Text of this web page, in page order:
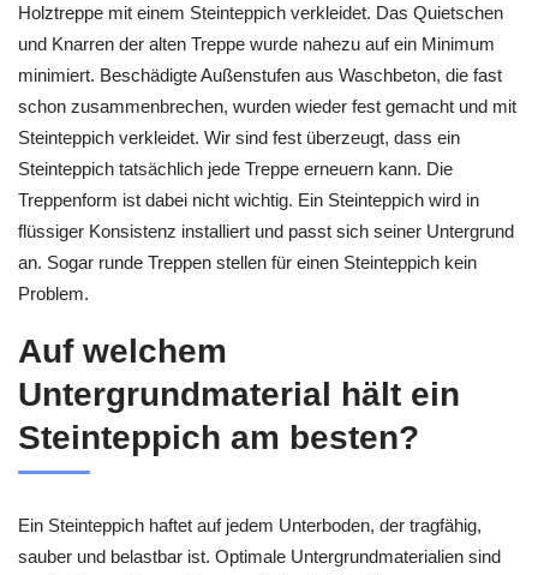
Holztreppe mit einem Steinteppich verkleidet. Das Quietschen
und Knarren der alten Treppe wurde nahezu auf ein Minimum
minimiert. Beschädigte Außenstufen aus Waschbeton, die fast
schon zusammenbrechen, wurden wieder fest gemacht und mit
Steinteppich verkleidet. Wir sind fest überzeugt, dass ein
Steinteppich tatsächlich jede Treppe erneuern kann. Die
Treppenform ist dabei nicht wichtig. Ein Steinteppich wird in
flüssiger Konsistenz installiert und passt sich seiner Untergrund
an. Sogar runde Treppen stellen für einen Steinteppich kein
Problem.
Auf welchem
Untergrundmaterial hält ein
Steinteppich am besten?
Ein Steinteppich haftet auf jedem Unterboden, der tragfähig,
sauber und belastbar ist. Optimale Untergrundmaterialien sind